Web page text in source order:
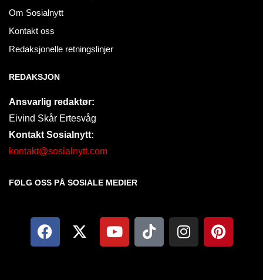
Om Sosialnytt
Kontakt oss
Redaksjonelle retningslinjer
REDAKSJON
Ansvarlig redaktør:
Eivind Skår Ertesvåg
Kontakt Sosialnytt:
kontakt@sosialnytt.com
FØLG OSS PÅ SOSIALE MEDIER​